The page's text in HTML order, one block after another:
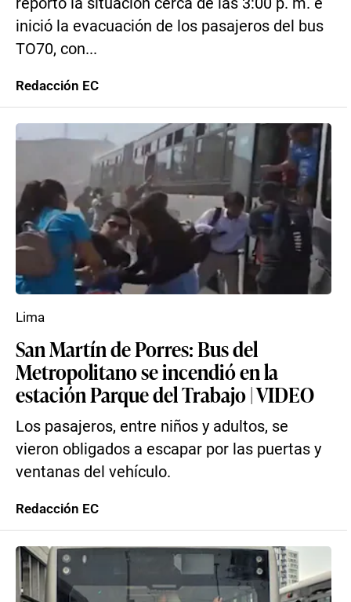
inició la evacuación de los pasajeros del bus
TO70, con...
Redacción EC
San Martín de Porres: Bus del
Metropolitano se incendió en la
estación Parque del Trabajo | VIDEO
Los pasajeros, entre niños y adultos, se
vieron obligados a escapar por las puertas y
ventanas del vehículo.
Lima
Redacción EC